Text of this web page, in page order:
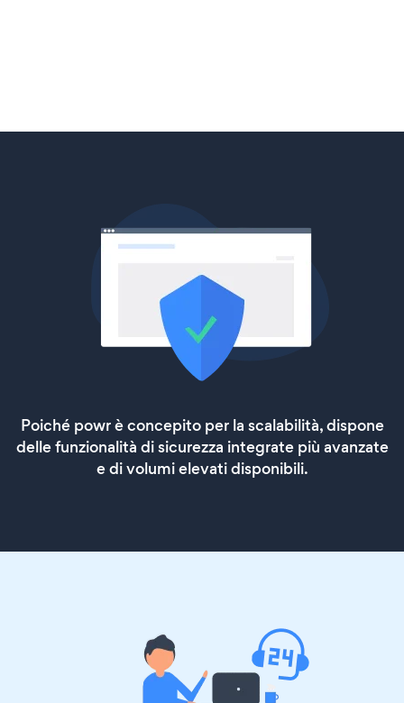
Poiché powr è concepito per la scalabilità, dispone
delle funzionalità di sicurezza integrate più avanzate
e di volumi elevati disponibili.